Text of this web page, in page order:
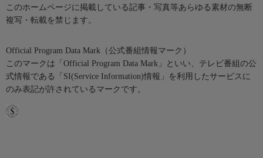
このホームページに掲載している記事・写真等あらゆる素材の無断
複写・転載を禁じます。
Official Program Data Mark（公式番組情報マーク）
このマークは「Official Program Data Mark」といい、テレビ番組の公
式情報である「SI(Service Information)情報」を利用したサービスに
のみ表記が許されているマークです。